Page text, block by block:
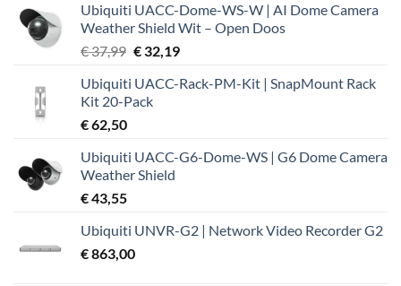
Ubiquiti UACC-Dome-WS-W | AI Dome Camera
Weather Shield Wit – Open Doos
€37,99 Oorspronkelijke
was:
€ 37,99.
€32,19Huidige
is:
Ubiquiti UACC-Rack-PM-Kit | SnapMount Rack
Kit 20-Pack
€62,50
Ubiquiti UACC-G6-Dome-WS | G6 Dome Camera
Weather Shield
€43,55
Ubiquiti UNVR-G2 | Network Video Recorder G2
€863,00